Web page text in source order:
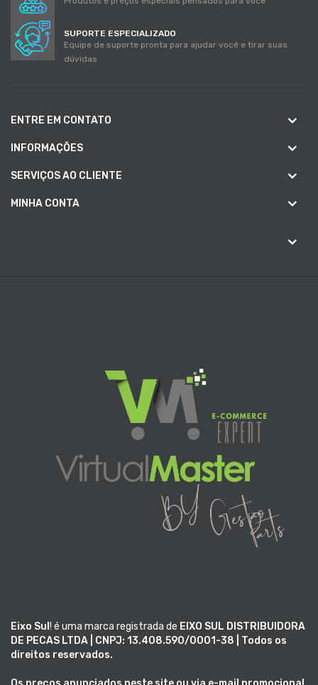
SUPORTE ESPECIALIZADO
Equipe de suporte pronta para ajudar você e tirar suas
dúvidas
ENTRE EM CONTATO
INFORMAÇÕES
SERVIÇOS AO CLIENTE
MINHA CONTA
Eixo Sul ! é uma marca registrada de EIXO SUL DISTRIBUIDORA
DE PECAS LTDA | CNPJ: 13.408.590/0001-38 | Todos os
direitos reservados.